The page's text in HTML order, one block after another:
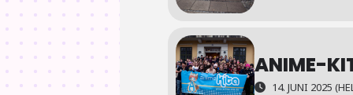
ANIME-
14. JUNI 2025